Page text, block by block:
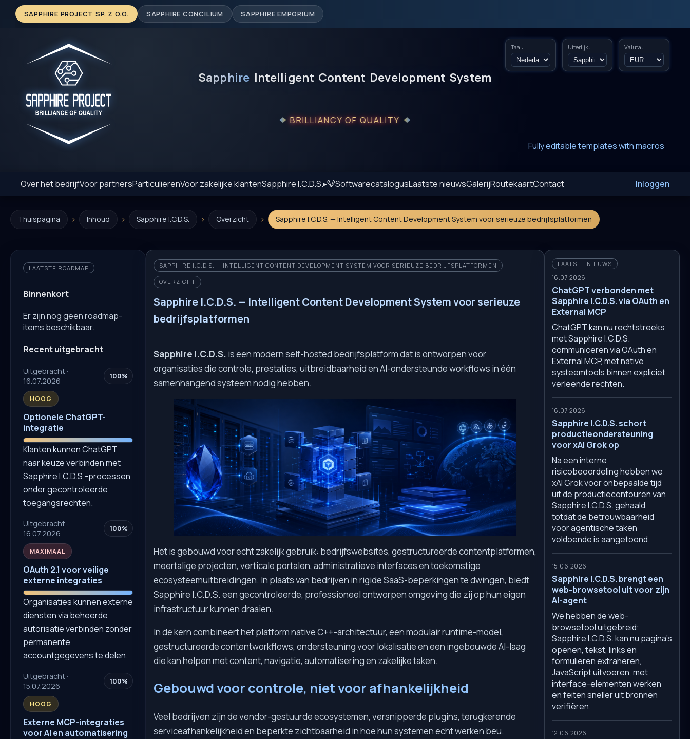
SAPPHIRE PROJECT SP. Z O.O. SAPPHIRE CONCILIUM SAPPHIRE EMPORIUM
Taal: Uiterlijk: Valuta:
Sapphire Intelligent Content Development System
Fully customizable SQL macros support
BRILLIANCY OF QUALITY
Inloggen
Over het bedrijfVoor partnersParticulierenVoor zakelijke klantenSapphire I.C.D.S. SoftwarecatalogusLaatste nieuwsGalerijRoutekaartContact
Thuispagina › Inhoud › Sapphire I.C.D.S. › Overzicht › Sapphire I.C.D.S. — Intelligent Content Development System voor serieuze bedrijfsplatformen
LAATSTE ROADMAP
Binnenkort
Er zijn nog geen roadmap-
items beschikbaar.
Recent uitgebracht
Uitgebracht ·
16.07.2026
100%
HOOG
Optionele ChatGPT-
integratie
Klanten kunnen ChatGPT
naar keuze verbinden met
Sapphire I.C.D.S.-processen
onder gecontroleerde
toegangsrechten.
Uitgebracht ·
16.07.2026
100%
MAXIMAAL
OAuth 2.1 voor veilige
externe integraties
Organisaties kunnen externe
diensten via beheerde
autorisatie verbinden zonder
permanente
accountgegevens te delen.
Uitgebracht ·
15.07.2026
100%
HOOG
Externe MCP-integraties
voor AI en automatisering
SAPPHIRE I.C.D.S. — INTELLIGENT CONTENT DEVELOPMENT SYSTEM VOOR SERIEUZE BEDRIJFSPLATFORMEN
OVERZICHT
Sapphire I.C.D.S. — Intelligent Content Development System voor serieuze
bedrijfsplatformen
Sapphire I.C.D.S. is een modern self-hosted bedrijfsplatform dat is ontworpen voor
organisaties die controle, prestaties, uitbreidbaarheid en AI-ondersteunde workflows in één
samenhangend systeem nodig hebben.
Het is gebouwd voor echt zakelijk gebruik: bedrijfswebsites, gestructureerde contentplatformen,
meertalige projecten, verticale portalen, administratieve interfaces en toekomstige
ecosysteemuitbreidingen. In plaats van bedrijven in rigide SaaS-beperkingen te dwingen, biedt
Sapphire I.C.D.S. een gecontroleerde, professioneel ontworpen omgeving die zij op hun eigen
infrastructuur kunnen draaien.
In de kern combineert het platform native C++-architectuur, een modulair runtime-model,
gestructureerde contentworkflows, ondersteuning voor lokalisatie en een ingebouwde AI-laag
die kan helpen met content, navigatie, automatisering en zakelijke taken.
Gebouwd voor controle, niet voor afhankelijkheid
Veel bedrijven zijn de vendor-gestuurde ecosystemen, versnipperde plugins, terugkerende
serviceafhankelijkheid en beperkte zichtbaarheid in hoe hun systemen echt werken beu.
LAATSTE NIEUWS
16.07.2026
ChatGPT verbonden met
Sapphire I.C.D.S. via OAuth en
External MCP
ChatGPT kan nu rechtstreeks
met Sapphire I.C.D.S.
communiceren via OAuth en
External MCP, met native
systeemtools binnen expliciet
verleende rechten.
16.07.2026
Sapphire I.C.D.S. schort
productieondersteuning
voor xAI Grok op
Na een interne
risicobeoordeling hebben we
xAI Grok voor onbepaalde tijd
uit de productiecontouren van
Sapphire I.C.D.S. gehaald,
totdat de betrouwbaarheid
voor agentische taken
voldoende is aangetoond.
15.06.2026
Sapphire I.C.D.S. brengt een
web-browsetool uit voor zijn
AI-agent
We hebben de web-
browsetool uitgebreid:
Sapphire I.C.D.S. kan nu pagina's
openen, tekst, links en
formulieren extraheren,
JavaScript uitvoeren, met
interface-elementen werken
en feiten sneller uit bronnen
verifiëren.
12.06.2026